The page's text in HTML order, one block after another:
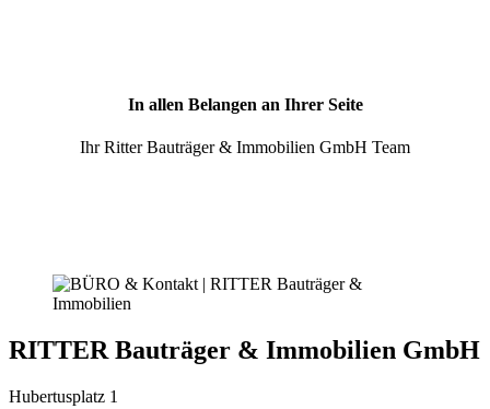
In allen Belangen an Ihrer Seite
Ihr Ritter Bauträger & Immobilien GmbH Team
RITTER Bauträger & Immobilien GmbH
Hubertusplatz 1